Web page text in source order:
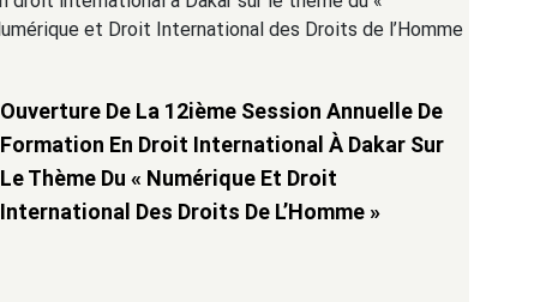
Ouverture De La 12ième Session Annuelle De
Formation En Droit International À Dakar Sur
Le Thème Du « Numérique Et Droit
International Des Droits De L’Homme »